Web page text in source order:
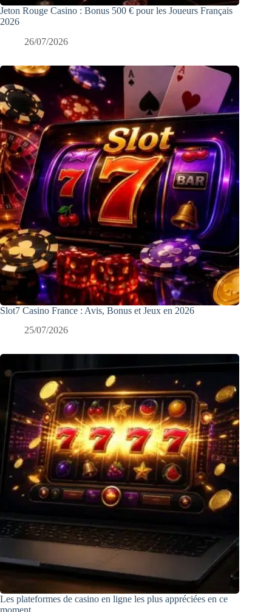
Jeton Rouge Casino : Bonus 500 € pour les Joueurs Français
2026
26/07/2026
Slot7 Casino France : Avis, Bonus et Jeux en 2026
25/07/2026
Les plateformes de casino en ligne les plus appréciées en ce
moment